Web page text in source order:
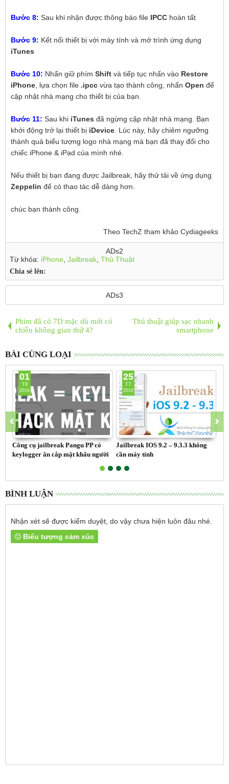
Bước 8: Sau khi nhận được thông báo file IPCC hoàn tất
Bước 9: Kết nối thiết bị với máy tính và mở trình ứng dụng
iTunes
Bước 10: Nhấn giữ phímShift và tiếp tục nhấn vào Restore
iPhone , lựa chọn file .ipcc vừa tạo thành công, nhấn Open để
cập nhật nhà mạng cho thiết bị của bạn.
Bước 11: Sau khi iTunes đã ngừng cập nhật nhà mạng. Bạn
khởi động trở lại thiết bị iDevice . Lúc này, hãy chiêm ngưỡng
thành quả biểu tượng logo nhà mạng mà bạn đã thay đổi cho
chiếc iPhone & iPad của mình nhé.
Nếu thiết bị bạn đang được Jailbreak, hãy thử tải về ứng dụng
Zeppelin để có thao tác dễ dàng hơn.
chúc bạn thành công.
Theo TechZ tham khảo Cydiageeks
ADs2
Từ khóa: iPhone,Jailbreak,Thủ Thuật
Chia sẻ lên:
ADs3
Phim đã có 7D mặc dù mới có
chiều không gian thứ 4?
Thủ thuật giúp sạc nhanh
smartphone
BÀI CÙNG LOẠI
Công cụ jailbreak Pangu PP có
keylogger ăn cắp mật khẩu người
01
T8
2016
Jailbreak IOS 9.2 – 9.3.3 không
cần máy tính
25
T7
2016
BÌNH LUẬN
Nhận xét sẽ được kiểm duyệt, do vậy chưa hiện luôn đâu nhé.
Biểu tượng cảm xúc